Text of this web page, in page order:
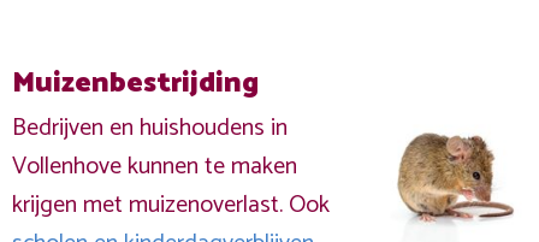
Muizenbestrijding
Bedrijven en huishoudens in
Vollenhove kunnen te maken
krijgen met muizenoverlast. Ook